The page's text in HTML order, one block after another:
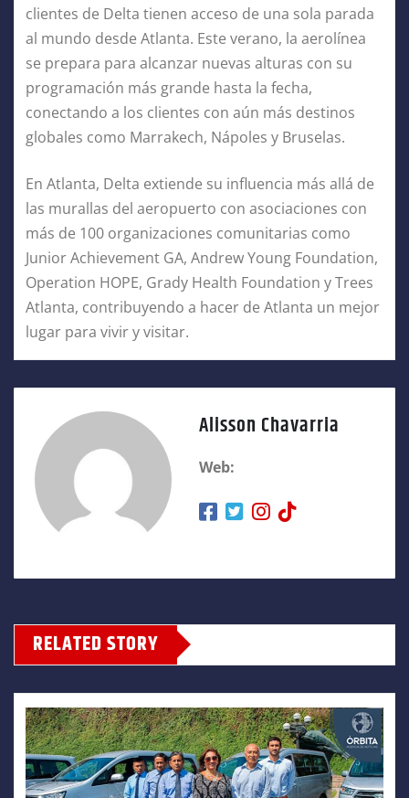
clientes de Delta tienen acceso de una sola parada
al mundo desde Atlanta. Este verano, la aerolínea
se prepara para alcanzar nuevas alturas con su
programación más grande hasta la fecha,
conectando a los clientes con aún más destinos
globales como Marrakech, Nápoles y Bruselas.
En Atlanta, Delta extiende su influencia más allá de
las murallas del aeropuerto con asociaciones con
más de 100 organizaciones comunitarias como
Junior Achievement GA, Andrew Young Foundation,
Operation HOPE, Grady Health Foundation y Trees
Atlanta, contribuyendo a hacer de Atlanta un mejor
lugar para vivir y visitar.
Alisson Chavarria
Web:
RELATED STORY